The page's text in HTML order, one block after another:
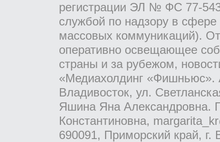
регистрации ЭЛ № ФС 77-
службой по надзору в
массовых коммуникаций).
оперативно освещающее
страны и за рубежом,
«Медиахолдинг «Фишньюс».
Владивосток, ул.
Яшина Яна Александровна.
Константиновна,
690091, Приморский край,